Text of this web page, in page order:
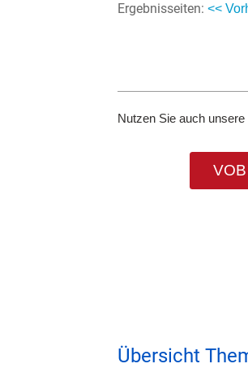
Ergebnisseiten: <<
Nutzen Sie auch
Übersicht